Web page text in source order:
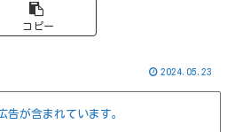
コピー
2024.05.23
告が含まれています。